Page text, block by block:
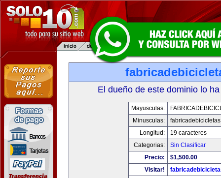
El dueño de este dominio lo
Mayusculas:
Minusculas:
Longitud:
19 caracteres
Categorias:
Sin Clasificar
Precio:
$1,500.00
Visitar!